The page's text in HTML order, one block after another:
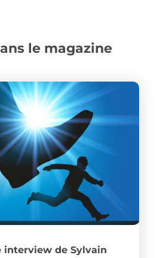
le magazine
interview de Sylvain